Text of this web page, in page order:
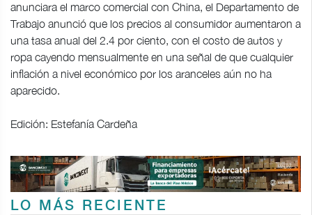
anunciara el marco comercial con China, el Departamento de
Trabajo anunció que los precios al consumidor aumentaron a
una tasa anual del 2.4 por ciento, con el costo de autos y
ropa cayendo mensualmente en una señal de que cualquier
inflación a nivel económico por los aranceles aún no ha
aparecido.
Edición: Estefanía Cardeña
LO MÁS RECIENTE